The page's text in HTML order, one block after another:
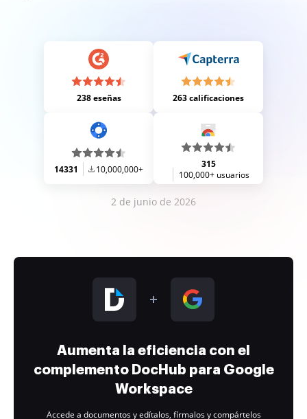
238 eseñas 263 calificaciones
14331 10,000,000+
315
100,000+ usuarios
2 de junio de 2026
Aumenta la eficiencia con el
complemento DocHub para Google
Workspace
Accede a documentos y edítalos, fírmalos y compártelos